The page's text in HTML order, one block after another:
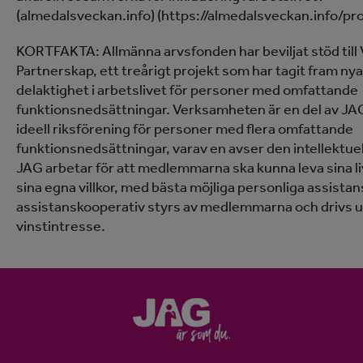
(almedalsveckan.info) (https://almedalsveckan.info/
KORTFAKTA: Allmänna arvsfonden har beviljat stöd till
Partnerskap, ett treårigt projekt som har tagit fram
delaktighet i arbetslivet för personer med omfattande
funktionsnedsättningar. Verksamheten är en del av
ideell riksförening för personer med flera omfattande
funktionsnedsättningar, varav en avser den
JAG arbetar för att medlemmarna ska kunna leva sina
sina egna villkor, med bästa möjliga personliga
assistanskooperativ styrs av medlemmarna och drivs
vinstintresse.